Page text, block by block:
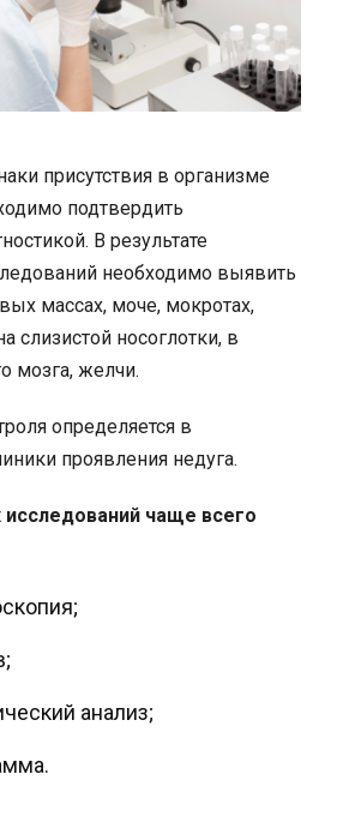
присутствия в организме
подтвердить
В результате
необходимо выявить
массах, моче, мокротах,
слизистой носоглотки, в
мозга, желчи.
определяется в
проявления недуга.
чаще всего
анализ;